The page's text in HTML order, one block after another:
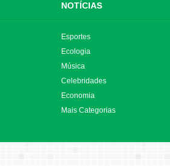
NOTÍCIAS
Esportes
Ecologia
Música
Celebridades
Economia
Mais Categorias